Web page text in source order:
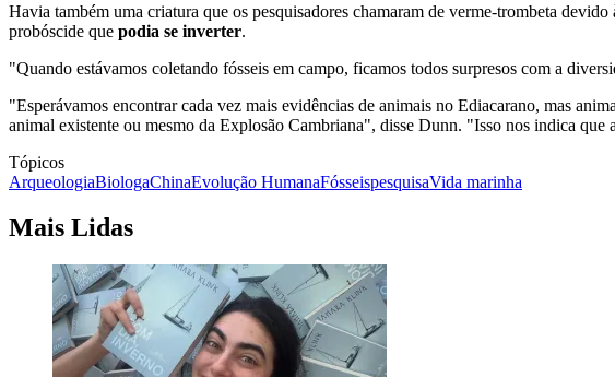
Havia também uma criatura que os pesquisadores chamaram de verme-trombeta devido
probóscide que podia se inverter.
"Quando estávamos coletando fósseis em campo, ficamos todos surpresos com a
"Esperávamos encontrar cada vez mais evidências de animais no Ediacarano, mas
animal existente ou mesmo da Explosão Cambriana", disse Dunn. "Isso nos indica
Tópicos
ArqueologiaBiologaChinaEvolução HumanaFósseispesquisaVida marinha
Mais Lidas